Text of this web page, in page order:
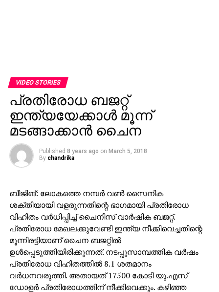
VIDEO STORIES
പ്രതിരോധ ബജറ്റ്
ഇന്ത്യയേക്കാള്‍ മൂന്ന്
മടങ്ങാക്കാന്‍ ചൈന
Published 8 years ago on March 5, 2018
By chandrika
ബീജിങ്: ലോകത്തെ നമ്പര്‍ വണ്‍ സൈനിക
ശക്തിയായി വളരുന്നതിന്റെ ഭാഗമായി പ്രതിരോധ
വിഹിതം വര്‍ധിപ്പിച്ച് ചൈനീസ് വാര്‍ഷിക ബജറ്റ്.
പ്രതിരോധ മേഖലക്കുവേണ്ടി ഇന്ത്യ നീക്കിവെച്ചതിന്റെ
മൂന്നിരട്ടിയാണ് ചൈന ബജറ്റില്‍
ഉള്‍പ്പെടുത്തിയിരിക്കുന്നത്. നടപ്പുസാമ്പത്തിക വര്‍ഷം
പ്രതിരോധ വിഹിതത്തില്‍ 8.1 ശതമാനം
വര്‍ധനവരുത്തി. അതായത് 17500 കോടി യു.എസ്
ഡോളര്‍ പ്രതിരോധത്തിന് നീക്കിവെക്കും. കഴിഞ്ഞ